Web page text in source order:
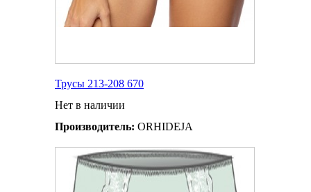
Трусы 213-208 670
Нет в наличии
Производитель: ORHIDEJA